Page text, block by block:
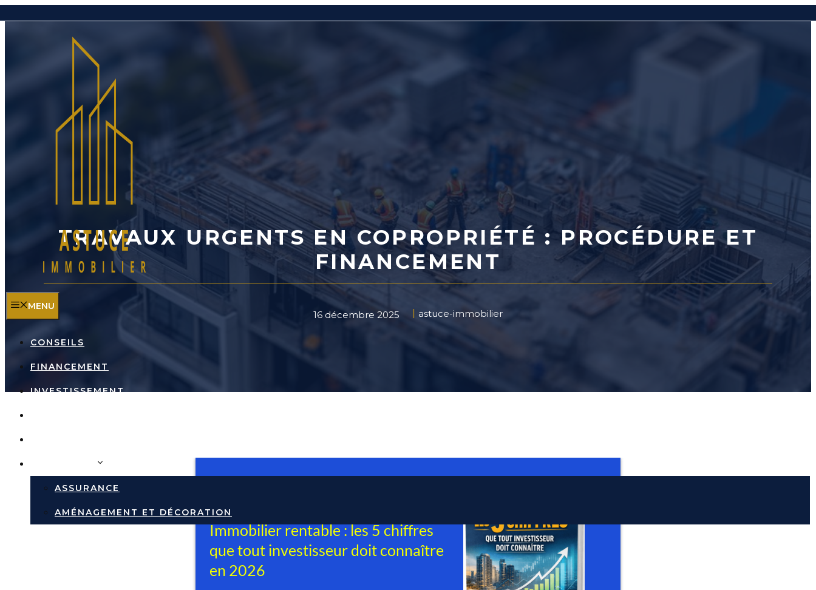
MENU
CONSEILS
FINANCEMENT
INVESTISSEMENT
IMMOBILIER
ASSURANCE
AMÉNAGEMENT ET DÉCORATION
TRAVAUX URGENTS EN COPROPRIÉTÉ : PROCÉDURE ET
FINANCEMENT
16 décembre 2025 astuce-immobilier